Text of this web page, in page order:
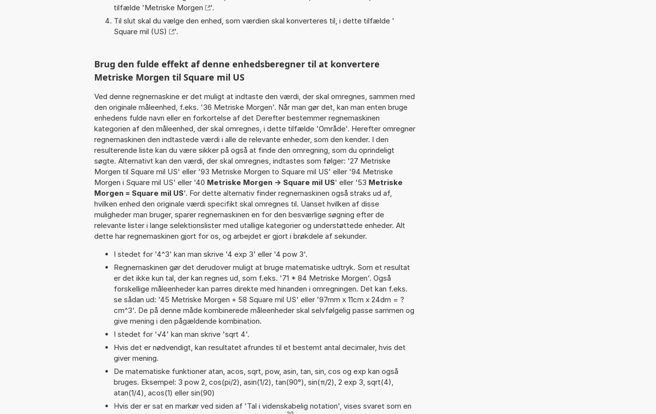
tilfælde 'Metriske Morgen
'.
Til slut skal du vælge den enhed, som værdien skal konverteres til, i dette tilfælde '
Square mil (US)
'.
Brug den fulde effekt af denne enhedsberegner til at konvertere
Metriske Morgen til Square mil US
Ved denne regnemaskine er det muligt at indtaste den værdi, der skal omregnes, sammen med
den originale måleenhed, f.eks. '36 Metriske Morgen'. Når man gør det, kan man enten bruge
enhedens fulde navn eller en forkortelse af det Derefter bestemmer regnemaskinen
kategorien af den måleenhed, der skal omregnes, i dette tilfælde 'Område'. Herefter omregner
regnemaskinen den indtastede værdi i alle de relevante enheder, som den kender. I den
resulterende liste kan du være sikker på også at finde den omregning, som du oprindeligt
søgte. Alternativt kan den værdi, der skal omregnes, indtastes som følger: '27 Metriske
Morgen til Square mil US' eller '93 Metriske Morgen to Square mil US' eller '94 Metriske
Morgen i Square mil US' eller '40 Metriske Morgen -> Square mil US' eller '53 Metriske
Morgen = Square mil US'. For dette alternativ finder regnemaskinen også straks ud af,
hvilken enhed den originale værdi specifikt skal omregnes til. Uanset hvilken af disse
muligheder man bruger, sparer regnemaskinen en for den besværlige søgning efter de
relevante lister i lange selektionslister med utallige kategorier og understøttede enheder. Alt
dette har regnemaskinen gjort for os, og arbejdet er gjort i brøkdele af sekunder.
I stedet for '4^3' kan man skrive '4 exp 3' eller '4 pow 3'.
Regnemaskinen gør det derudover muligt at bruge matematiske udtryk. Som et resultat
er det ikke kun tal, der kan regnes ud, som f.eks. '71 * 84 Metriske Morgen'. Også
forskellige måleenheder kan parres direkte med hinanden i omregningen. Det kan f.eks.
se sådan ud: '45 Metriske Morgen + 58 Square mil US' eller '97mm x 11cm x 24dm = ?
cm^3'. De på denne måde kombinerede måleenheder skal selvfølgelig passe sammen og
give mening i den pågældende kombination.
I stedet for '√4' kan man skrive 'sqrt 4'.
Hvis det er nødvendigt, kan resultatet afrundes til et bestemt antal decimaler, hvis det
giver mening.
De matematiske funktioner atan, acos, sqrt, pow, asin, tan, sin, cos og exp kan også
bruges. Eksempel: 3 pow 2, cos(pi/2), asin(1/2), tan(90°), sin(π/2), 2 exp 3, sqrt(4),
atan(1/4), acos(1) eller sin(90)
Hvis der er sat en markør ved siden af 'Tal i videnskabelig notation', vises svaret som en